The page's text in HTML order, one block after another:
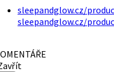
sleepandglow.cz/
sleepandglow.cz/